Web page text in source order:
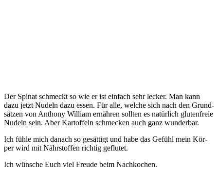
Der Spi­nat schmeckt so wie er ist ein­fach sehr lecker. Man kann
dazu jetzt Nudeln dazu essen. Für alle, wel­che sich nach den Grund­
sät­zen von Antho­ny Wil­liam ernäh­ren soll­ten es natür­lich glu­ten­freie
Nudeln sein. Aber Kar­tof­feln schme­cken auch ganz wunderbar.
Ich füh­le mich danach so gesät­tigt und habe das Gefühl mein Kör­
per wird mit Nähr­stof­fen rich­tig geflutet.
Ich wün­sche Euch viel Freu­de beim Nachkochen.